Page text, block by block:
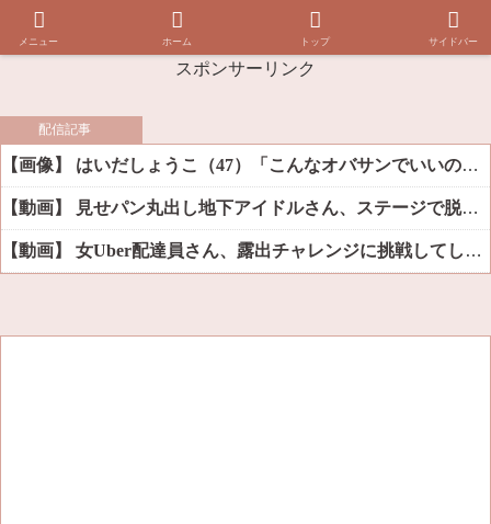
スポンサーリンク
配信記事
【画像】 はいだしょうこ（47）「こんなオバサンでいいの…？」
【動画】 見せパン丸出し地下アイドルさん、ステージで脱いでしまう
【動画】 女Uber配達員さん、露出チャレンジに挑戦してしまうｗｗｗｗ
メニュー ホーム トップ サイドバー